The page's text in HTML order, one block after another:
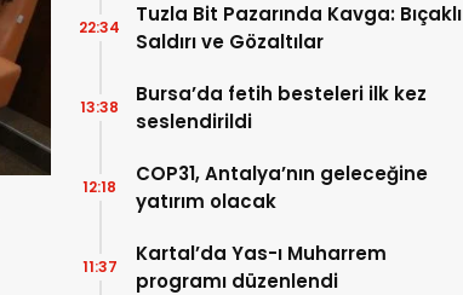
Tuzla Bit Pazarında Kavga: Bıçaklı
Saldırı ve Gözaltılar
22:34
Bursa’da fetih besteleri ilk kez
seslendirildi
13:38
COP31, Antalya’nın geleceğine
yatırım olacak
12:18
Kartal’da Yas-ı Muharrem
programı düzenlendi
11:37